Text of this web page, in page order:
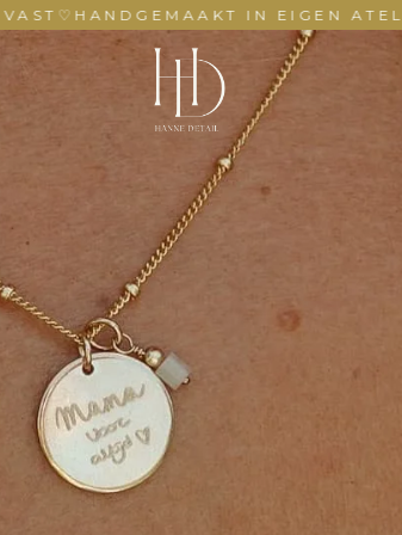
HANDGEMAAKT IN EIGEN ATELIER♡